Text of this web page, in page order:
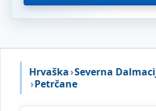
Hrvaška›Severna
›Petrčane